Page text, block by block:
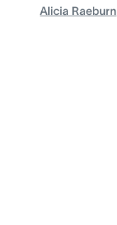
Alicia Raeburn